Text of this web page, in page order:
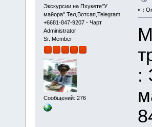
Экскурсии на Пхукете"У
майора".Тел,Вотсап,Telegram
+6681-847-9207 - Чарт
Administrator
Sr. Member
Сообщений: 276
« :
: